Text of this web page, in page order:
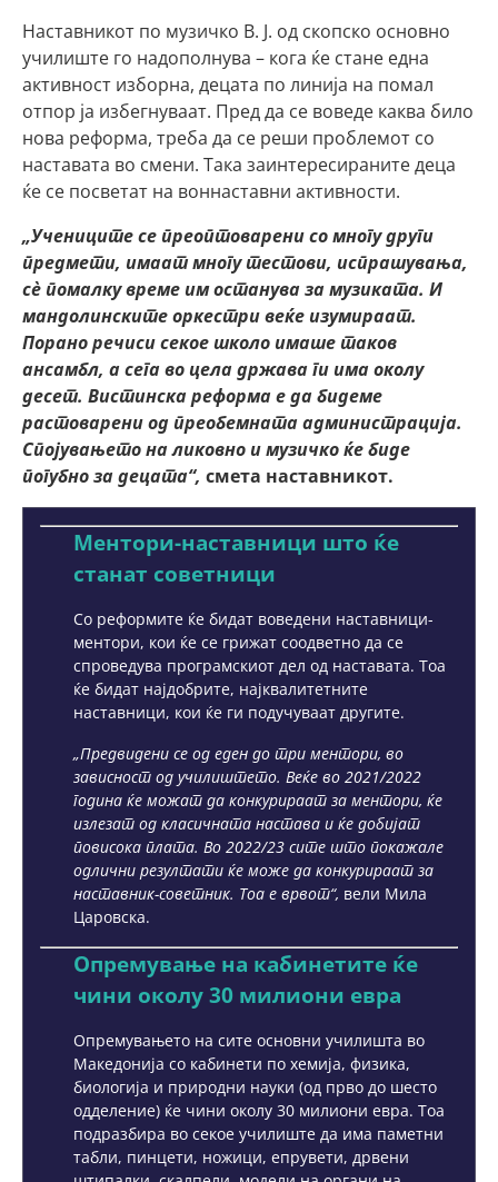
Наставникот по музичко В. Ј. од скопско основно
училиште го надополнува – кога ќе стане една
активност изборна, децата по линија на помал
отпор ја избегнуваат. Пред да се воведе каква било
нова реформа, треба да се реши проблемот со
наставата во смени. Така заинтересираните деца
ќе се посветат на воннаставни активности.
„Учениците се преоптоварени со многу други
предмети, имаат многу тестови, испрашувања,
сѐ помалку време им останува за музиката. И
мандолинските оркестри веќе изумираат.
Порано речиси секое школо имаше таков
ансамбл, а сега во цела држава ги има околу
десет. Вистинска реформа е да бидеме
растоварени од преобемната администрација.
Спојувањето на ликовно и музичко ќе биде
погубно за децата“, смета наставникот.
Ментори-наставници што ќе
станат советници
Со реформите ќе бидат воведени наставници-
ментори, кои ќе се грижат соодветно да се
спроведува програмскиот дел од наставата. Тоа
ќе бидат најдобрите, најквалитетните
наставници, кои ќе ги подучуваат другите.
„Предвидени се од еден до три ментори, во
зависност од училиштето. Веќе во 2021/2022
година ќе можат да конкурираат за ментори, ќе
излезат од класичната настава и ќе добијат
повисока плата. Во 2022/23 сите што покажале
одлични резултати ќе може да конкурираат за
наставник-советник. Тоа е врвот“, вели Мила
Царовска.
Опремување на кабинетите ќе
чини околу 30 милиони евра
Опремувањето на сите основни училишта во
Македонија со кабинети по хемија, физика,
биологија и природни науки (од прво до шесто
одделение) ќе чини околу 30 милиони евра. Тоа
подразбира во секое училиште да има паметни
табли, пинцети, ножици, епрувети, дрвени